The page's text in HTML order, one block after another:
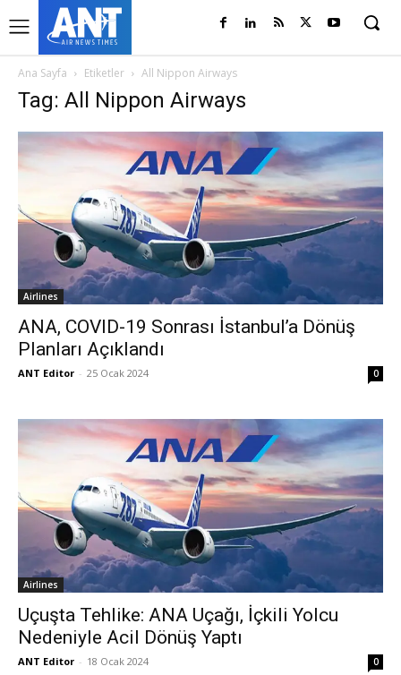
Ana Sayfa Etiketler All Nippon Airways
Tag: All Nippon Airways
Airlines
ANA, COVID-19 Sonrası İstanbul’a Dönüş
Planları Açıklandı
ANT Editor - 25 Ocak 2024 0
Airlines
Uçuşta Tehlike: ANA Uçağı, İçkili Yolcu
Nedeniyle Acil Dönüş Yaptı
ANT Editor - 18 Ocak 2024 0